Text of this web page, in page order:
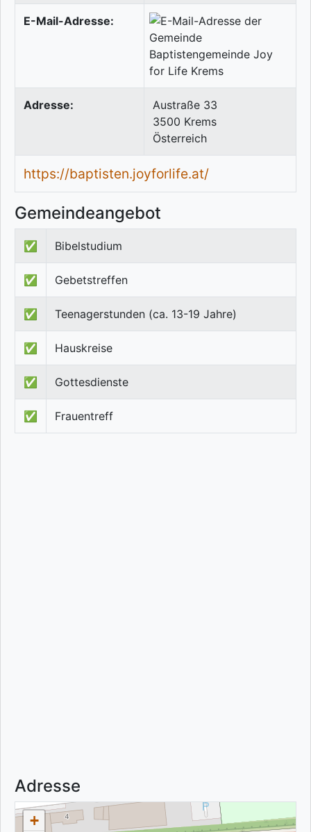
E-Mail-Adresse:
Adresse:
Austraße 33
3500 Krems
Österreich
https://baptisten.joyforlife.at/
Gemeindeangebot
✅ Bibelstudium
✅ Gebetstreffen
✅ Teenagerstunden (ca. 13-19 Jahre)
✅ Hauskreise
✅ Gottesdienste
✅ Frauentreff
Adresse
+